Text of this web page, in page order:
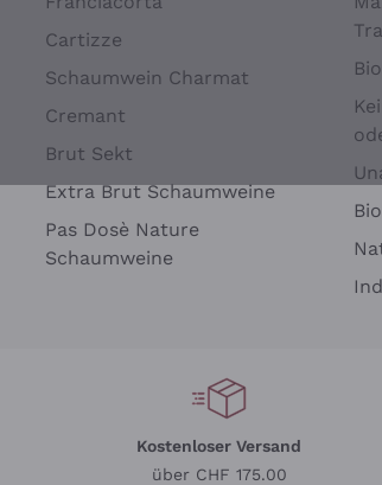
Cartizze
Schaumwein Charmat
Cremant
Brut Sekt
Extra Brut Schaumweine
Pas Dosè Nature
Schaumweine
Bio
Kostenloser Versand
über CHF 175.00